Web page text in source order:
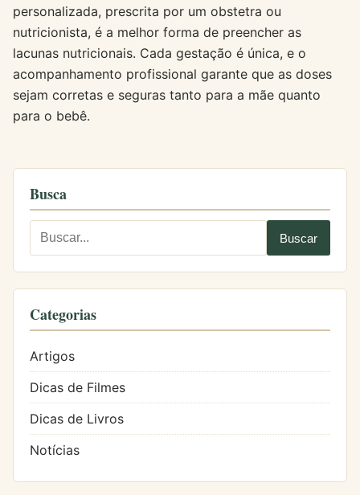
personalizada, prescrita por um obstetra ou
nutricionista, é a melhor forma de preencher as
lacunas nutricionais. Cada gestação é única, e o
acompanhamento profissional garante que as doses
sejam corretas e seguras tanto para a mãe quanto
para o bebê.
Busca
Categorias
Artigos
Dicas de Filmes
Dicas de Livros
Notícias